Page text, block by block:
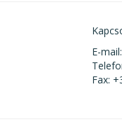
E-
Fax: